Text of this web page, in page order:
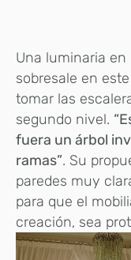
Una luminaria
sobresale en
tomar las
segundo nivel.
fuera un árbol
ramas”. Su
paredes muy
para que el
creación, sea